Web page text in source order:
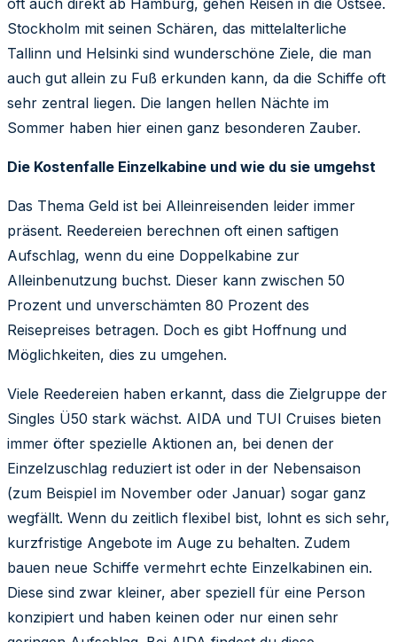
oft auch direkt ab Hamburg, gehen Reisen in die Ostsee.
Stockholm mit seinen Schären, das mittelalterliche
Tallinn und Helsinki sind wunderschöne Ziele, die man
auch gut allein zu Fuß erkunden kann, da die Schiffe oft
sehr zentral liegen. Die langen hellen Nächte im
Sommer haben hier einen ganz besonderen Zauber.
Die Kostenfalle Einzelkabine und wie du sie umgehst
Das Thema Geld ist bei Alleinreisenden leider immer
präsent. Reedereien berechnen oft einen saftigen
Aufschlag, wenn du eine Doppelkabine zur
Alleinbenutzung buchst. Dieser kann zwischen 50
Prozent und unverschämten 80 Prozent des
Reisepreises betragen. Doch es gibt Hoffnung und
Möglichkeiten, dies zu umgehen.
Viele Reedereien haben erkannt, dass die Zielgruppe der
Singles Ü50 stark wächst. AIDA und TUI Cruises bieten
immer öfter spezielle Aktionen an, bei denen der
Einzelzuschlag reduziert ist oder in der Nebensaison
(zum Beispiel im November oder Januar) sogar ganz
wegfällt. Wenn du zeitlich flexibel bist, lohnt es sich sehr,
kurzfristige Angebote im Auge zu behalten. Zudem
bauen neue Schiffe vermehrt echte Einzelkabinen ein.
Diese sind zwar kleiner, aber speziell für eine Person
konzipiert und haben keinen oder nur einen sehr